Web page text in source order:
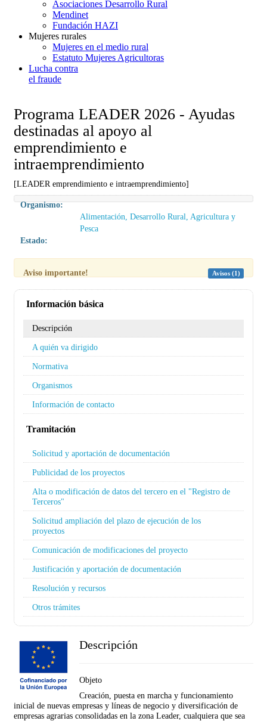
Asociaciones Desarrollo Rural
Mendinet
Fundación HAZI
Mujeres rurales
Mujeres en el medio rural
Estatuto Mujeres Agricultoras
Lucha contra
el fraude
Programa LEADER 2026 - Ayudas
destinadas al apoyo al
emprendimiento e
intraemprendimiento
[LEADER emprendimiento e intraemprendimiento]
Organismo:
Alimentación, Desarrollo Rural, Agricultura y
Pesca
Estado:
Aviso importante! Avisos (1)
Información básica
Descripción
A quién va dirigido
Normativa
Organismos
Información de contacto
Tramitación
Solicitud y aportación de documentación
Publicidad de los proyectos
Alta o modificación de datos del tercero en el "Registro de
Terceros"
Solicitud ampliación del plazo de ejecución de los
proyectos
Comunicación de modificaciones del proyecto
Justificación y aportación de documentación
Resolución y recursos
Otros trámites
Descripción
Objeto
Creación, puesta en marcha y funcionamiento
inicial de nuevas empresas y líneas de negocio y diversificación de
empresas agrarias consolidadas en la zona Leader, cualquiera que sea